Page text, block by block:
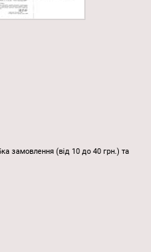
замовлення (від 10 до 40 грн.) та